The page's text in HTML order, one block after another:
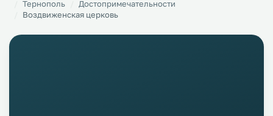
Тернополь
Достопримечательности
Воздвиженская церковь